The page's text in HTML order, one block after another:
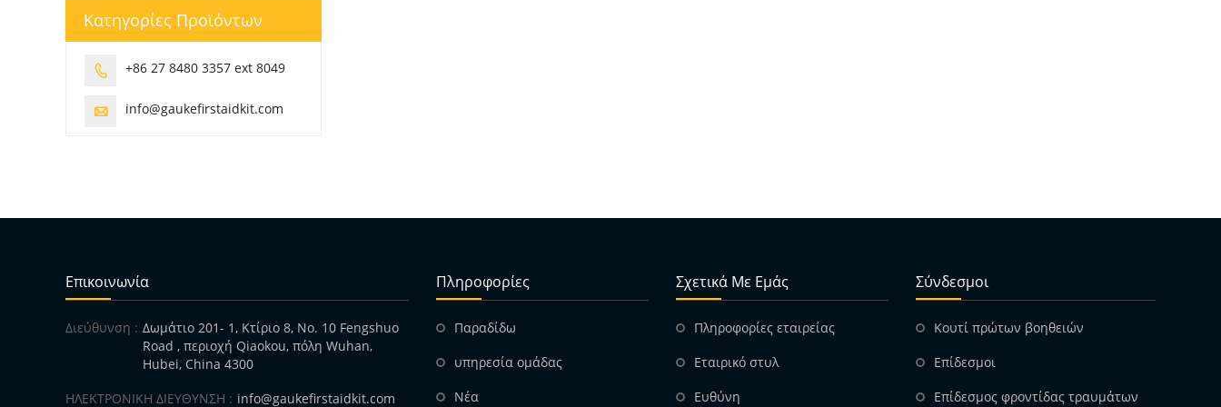
Κατηγορίες Προϊόντων
 +86 27 8480 3357 ext 8049
 info@gaukefirstaidkit.com
Επικοινωνία
Διεύθυνση : Δωμάτιο 201- 1, Κτίριο 8, No. 10 Fengshuo
Road , περιοχή Qiaokou, πόλη Wuhan,
Hubei, China 4300
ΗΛΕΚΤΡΟΝΙΚΗ ΔΙΕΥΘΥΝΣΗ : info@gaukefirstaidkit.com
Πληροφορίες
Παραδίδω
υπηρεσία ομάδας
Νέα
Σχετικά Με Εμάς
Πληροφορίες εταιρείας
Εταιρικό στυλ
Ευθύνη
Σύνδεσμοι
Κουτί πρώτων βοηθειών
Επίδεσμοι
Επίδεσμος φροντίδας τραυμάτων